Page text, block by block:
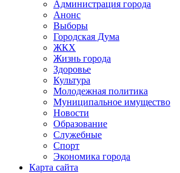
Администрация города
Анонс
Выборы
Городская Дума
ЖКХ
Жизнь города
Здоровье
Культура
Молодежная политика
Муниципальное имущество
Новости
Образование
Служебные
Спорт
Экономика города
Карта сайта